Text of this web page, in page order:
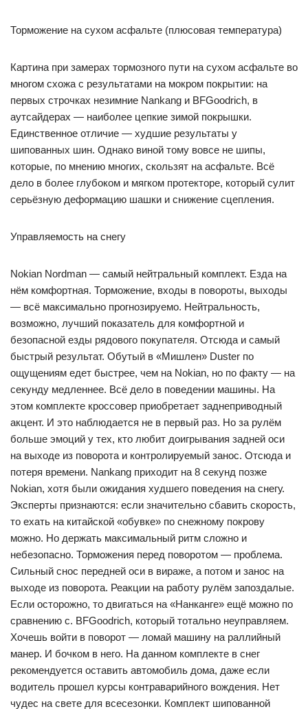
Торможение на сухом асфальте (плюсовая температура)
Картина при замерах тормозного пути на сухом асфальте во
многом схожа с результатами на мокром покрытии: на
первых строчках незимние Nankang и BFGoodrich, в
аутсайдерах — наиболее цепкие зимой покрышки.
Единственное отличие — худшие результаты у
шипованных шин. Однако виной тому вовсе не шипы,
которые, по мнению многих, скользят на асфальте. Всё
дело в более глубоком и мягком протекторе, который сулит
серьёзную деформацию шашки и снижение сцепления.
Управляемость на снегу
Nokian Nordman — самый нейтральный комплект. Езда на
нём комфортная. Торможение, входы в повороты, выходы
— всё максимально прогнозируемо. Нейтральность,
возможно, лучший показатель для комфортной и
безопасной езды рядового покупателя. Отсюда и самый
быстрый результат. Обутый в «Мишлен» Duster по
ощущениям едет быстрее, чем на Nokian, но по факту — на
секунду медленнее. Всё дело в поведении машины. На
этом комплекте кроссовер приобретает заднеприводный
акцент. И это наблюдается не в первый раз. Но за рулём
больше эмоций у тех, кто любит доигрывания задней оси
на выходе из поворота и контролируемый занос. Отсюда и
потеря времени. Nankang приходит на 8 секунд позже
Nokian, хотя были ожидания худшего поведения на снегу.
Эксперты признаются: если значительно сбавить скорость,
то ехать на китайской «обувке» по снежному покрову
можно. Но держать максимальный ритм сложно и
небезопасно. Торможения перед поворотом — проблема.
Сильный снос передней оси в вираже, а потом и занос на
выходе из поворота. Реакции на работу рулём запоздалые.
Если осторожно, то двигаться на «Нанканге» ещё можно по
сравнению с. BFGoodrich, который тотально неуправляем.
Хочешь войти в поворот — ломай машину на раллийный
манер. И бочком в него. На данном комплекте в снег
рекомендуется оставить автомобиль дома, даже если
водитель прошел курсы контраварийного вождения. Нет
чудес на свете для всесезонки. Комплект шипованной